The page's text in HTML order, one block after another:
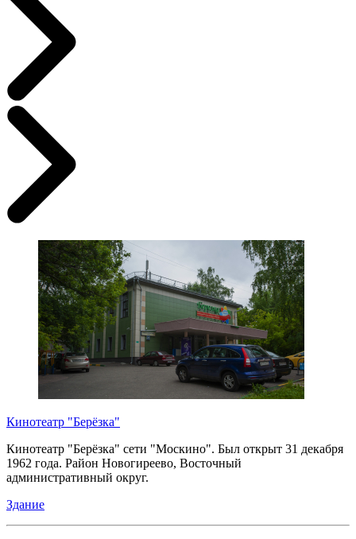
Кинотеатр "Берёзка"
Кинотеатр "Берёзка" сети "Москино". Был открыт 31 декабря
1962 года. Район Новогиреево, Восточный
административный округ.
Здание